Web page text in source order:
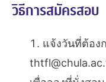
วิธีการสมัครสอบ
แจ้งวันที่ต้อง